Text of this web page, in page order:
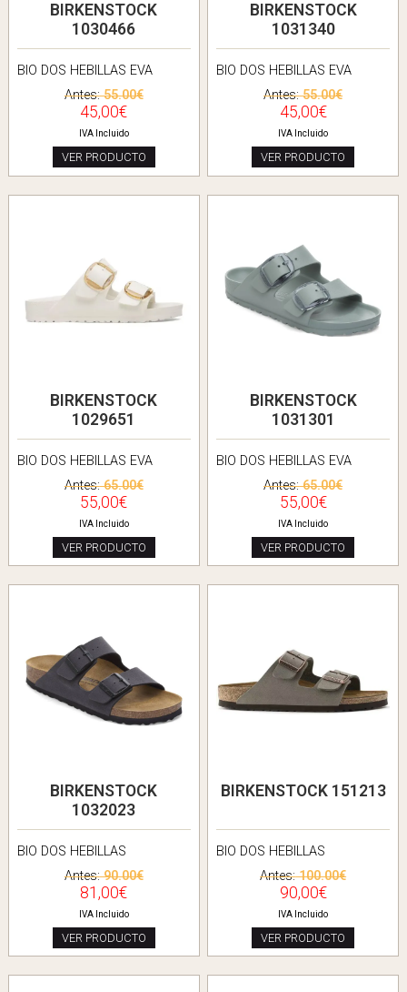
BIRKENSTOCK
1030466
BIO DOS HEBILLAS EVA
Antes:55.00€
45,00€
IVA Incluido
VER PRODUCTO
BIRKENSTOCK
1031340
BIO DOS HEBILLAS EVA
Antes:55.00€
45,00€
IVA Incluido
VER PRODUCTO
BIRKENSTOCK
1029651
BIO DOS HEBILLAS EVA
Antes:65.00€
55,00€
IVA Incluido
VER PRODUCTO
BIRKENSTOCK
1031301
BIO DOS HEBILLAS EVA
Antes:65.00€
55,00€
IVA Incluido
VER PRODUCTO
BIRKENSTOCK
1032023
BIO DOS HEBILLAS
Antes:90.00€
81,00€
IVA Incluido
VER PRODUCTO
BIRKENSTOCK 151213
BIO DOS HEBILLAS
Antes:100.00€
90,00€
IVA Incluido
VER PRODUCTO